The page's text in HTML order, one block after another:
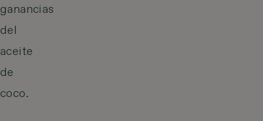
ganancias
del
aceite
de
coco.